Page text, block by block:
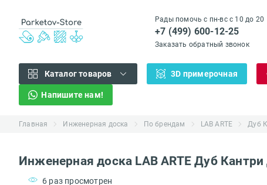
Рады помочь с пн-вс с 10 до 20
+7 (499) 600-12-25
Заказать обратный звонок
Каталог товаров 3D примерочная
Напишите нам!
Главная Инженерная доска По брендам LAB ARTE Дуб
Инженерная доска LAB ARTE Дуб
6 раз просмотрен